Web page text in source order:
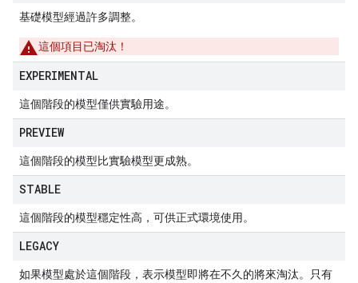
基礎模型經過許多調整。
這個項目已淘汰！
EXPERIMENTAL
這個階段的模型僅供實驗用途。
PREVIEW
這個階段的模型比實驗模型更成熟。
STABLE
這個階段的模型穩定性高，可供正式環境使用。
LEGACY
如果模型處於這個階段，表示模型即將在不久的將來淘汰。只有